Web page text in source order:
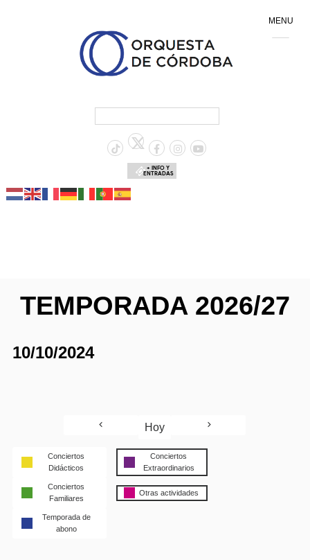
+ INFO Y
ENTRADAS
TEMPORADA 2026/27
10/10/2024
Hoy
Conciertos
Didácticos
Conciertos
Extraordinarios
Conciertos
Familiares
Otras actividades
Temporada de
abono
MENU